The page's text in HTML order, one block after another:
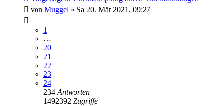
von Muggel » Sa 20. Mär 2021, 09:27
1
…
20
21
22
23
24
234Antworten
1492392 Zugriffe